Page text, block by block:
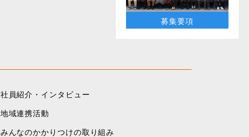
募集要項
社員紹介・インタビュー
地域連携活動
みんなのかかりつけの取り組み